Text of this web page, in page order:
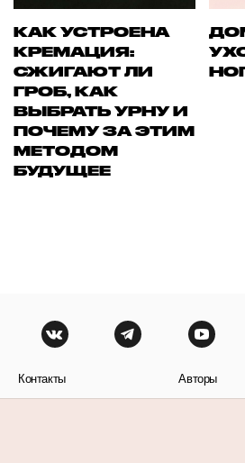
КАК УСТРОЕНА
КРЕМАЦИЯ:
СЖИГАЮТ ЛИ
ГРОБ, КАК
ВЫБРАТЬ УРНУ И
ПОЧЕМУ ЗА ЭТИМ
МЕТОДОМ
БУДУЩЕЕ
Контакты Авторы